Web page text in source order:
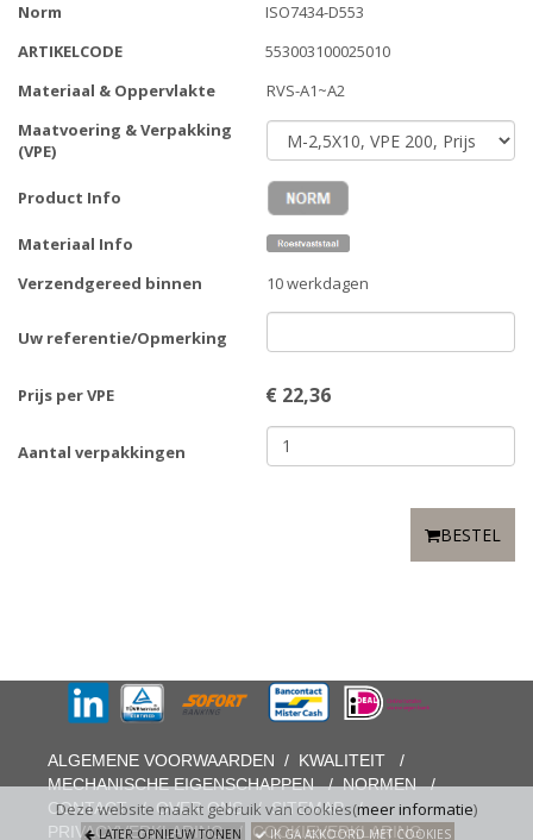
Norm
ISO7434-D553
ARTIKELCODE
553003100025010
Materiaal & Oppervlakte
RVS-A1~A2
Maatvoering & Verpakking
(VPE)
Product Info
Materiaal Info
Verzendgereed binnen
10 werkdagen
Uw referentie/Opmerking
Prijs per VPE € 22,36
Aantal verpakkingen
BESTEL
Deze website maakt gebruik van cookies(meer informatie)
LATER OPNIEUW TONEN IK GA AKKOORD MET COOKIES
ALGEMENE VOORWAARDEN / KWALITEIT
/
MECHANISCHE EIGENSCHAPPEN/NORMEN/
CONTACT/OVER ONS/SITEMAP/
PRIVACYVERKLARING/ COOKIEVERKLARING